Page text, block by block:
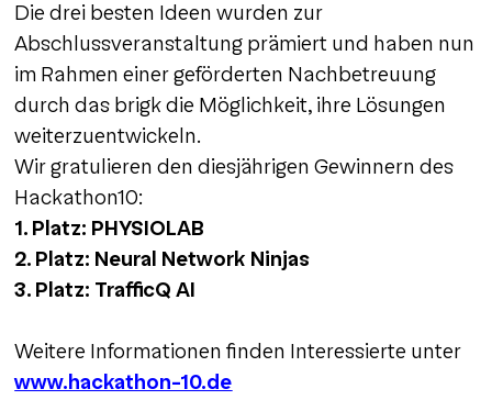
Die drei besten Ideen wurden zur
Abschlussveranstaltung prämiert und haben nun
im Rahmen einer geförderten Nachbetreuung
durch das brigk die Möglichkeit, ihre Lösungen
weiterzuentwickeln.
Wir gratulieren den diesjährigen Gewinnern des
Hackathon10:
1. Platz: PHYSIOLAB
2. Platz: Neural Network Ninjas
3. Platz: TrafficQ AI
Weitere Informationen finden Interessierte unter
www.hackathon-10.de